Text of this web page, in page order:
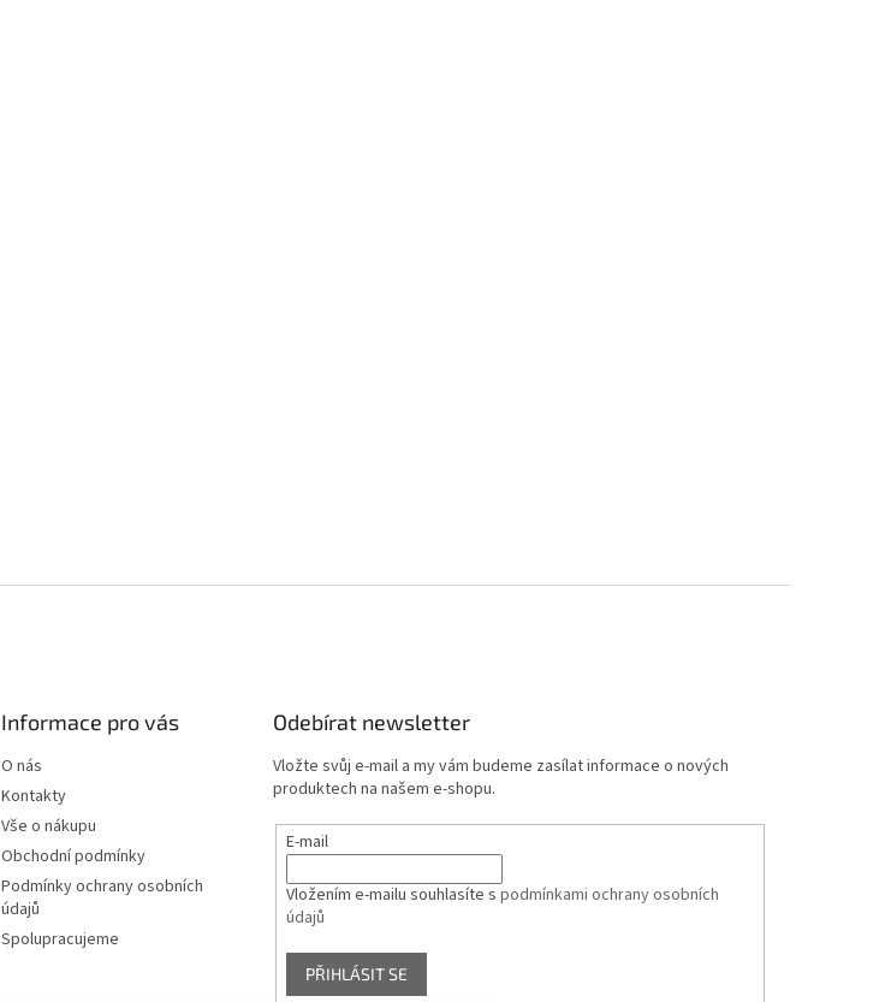
Informace pro vás
O nás
Kontakty
Vše o nákupu
Obchodní podmínky
Podmínky ochrany osobních
údajů
Spolupracujeme
Odebírat newsletter
Vložte svůj e-mail a my vám budeme zasílat informace o nových
produktech na našem e-shopu.
E-mail
Vložením e-mailu souhlasíte spodmínkami ochrany osobních
údajů
PŘIHLÁSIT SE